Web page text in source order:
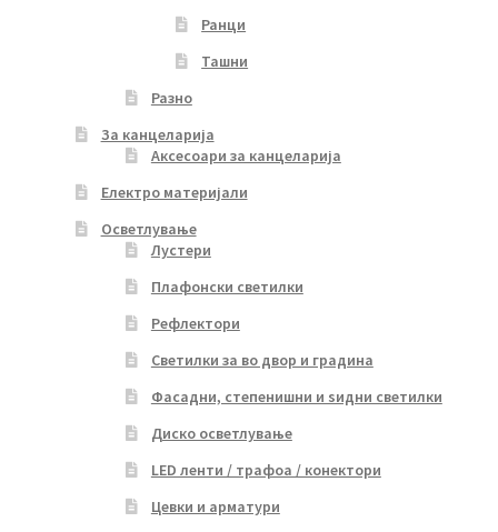
Ранци
Ташни
Разно
За канцеларија
Аксесоари за канцеларија
Електро материјали
Осветлување
Лустери
Плафонски светилки
Рефлектори
Светилки за во двор и градина
Фасадни, степенишни и ѕидни светилки
Диско осветлување
LED ленти / трафоа / конектори
Цевки и арматури